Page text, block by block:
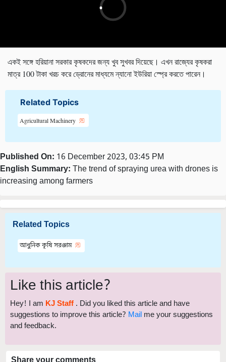
একই সঙ্গে হরিয়ানা সরকার কৃষকদের জন্য খুব সুখবর দিয়েছে। এখন রাজ্যের কৃষকরা
মাত্র 100 টাকা খরচ করে ড্রোনের মাধ্যমে ন্যানো ইউরিয়া স্প্রে করতে পারেন।
Related Topics
Agricultural Machinery
Published On: 16 December 2023, 03:45 PM
English Summary: The trend of spraying urea with drones is
increasing among farmers
Related Topics
আধুনিক কৃষি সরঞ্জাম
Like this article?
Hey! I am KJ Staff . Did you liked this article and have
suggestions to improve this article? Mail me your suggestions
and feedback.